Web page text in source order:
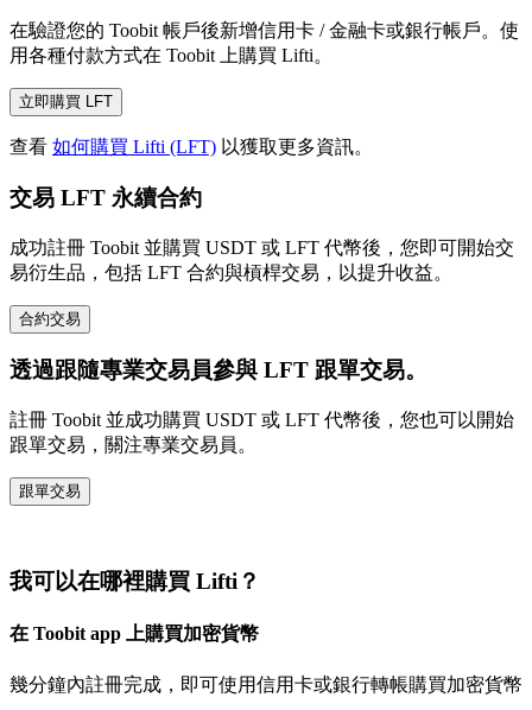
在驗證您的 Toobit 帳戶後新增信用卡 / 金融卡或銀行帳戶。使
用各種付款方式在 Toobit 上購買 Lifti。
立即購買 LFT
查看 如何購買 Lifti (LFT) 以獲取更多資訊。
交易 LFT 永續合約
成功註冊 Toobit 並購買 USDT 或 LFT 代幣後，您即可開始交
易衍生品，包括 LFT 合約與槓桿交易，以提升收益。
合約交易
透過跟隨專業交易員參與 LFT 跟單交易。
註冊 Toobit 並成功購買 USDT 或 LFT 代幣後，您也可以開始
跟單交易，關注專業交易員。
跟單交易
我可以在哪裡購買 Lifti？
在 Toobit app 上購買加密貨幣
幾分鐘內註冊完成，即可使用信用卡或銀行轉帳購買加密貨幣